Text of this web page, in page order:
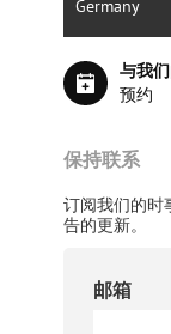
Germany
与我
预约
保持联系
订阅我们的时
告的更新。
邮箱